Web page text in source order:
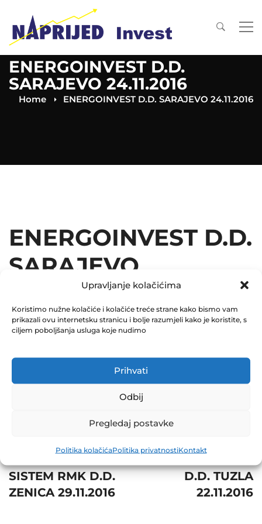
Upravljanje kolačićima
Koristimo nužne kolačiće i kolačiće treće strane kako bismo vam
prikazali ovu internetsku stranicu i bolje razumjeli kako je koristite, s
ciljem poboljšanja usluga koje nudimo
Prihvati
Odbij
Pregledaj postavke
Politika kolačićaPolitika privatnostiKontakt
ENERGOINVEST D.D.
SARAJEVO 24.11.2016
Home ENERGOINVEST D.D. SARAJEVO 24.11.2016
ENERGOINVEST D.D.
SARAJEVO
24.11.2016
December 31, 2016
0 Comments
Share
navigation
SISTEM RMK D.D.
ZENICA 29.11.2016
D.D. TUZLA
22.11.2016